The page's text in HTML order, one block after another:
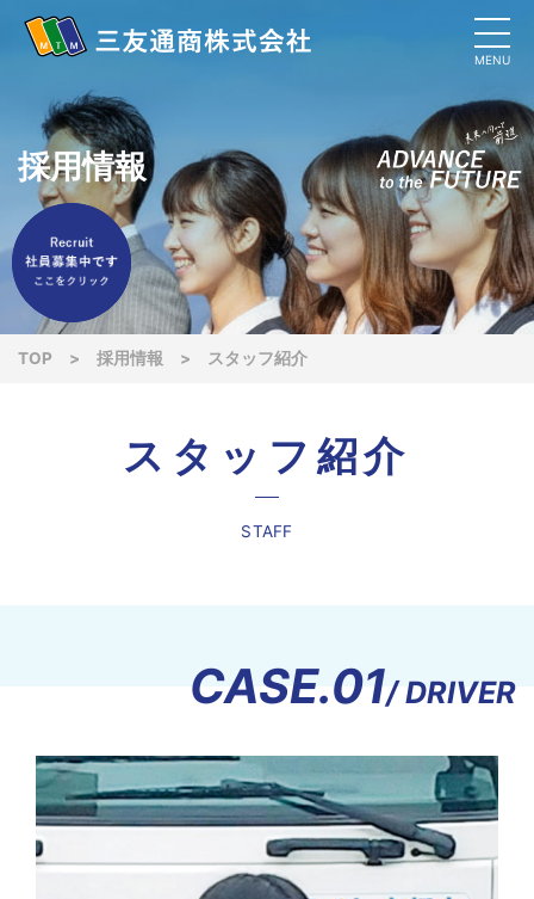
MENU
採用情報
TOP > 採用情報 > スタッフ紹介
スタッフ紹介
STAFF
CASE.01/ DRIVER